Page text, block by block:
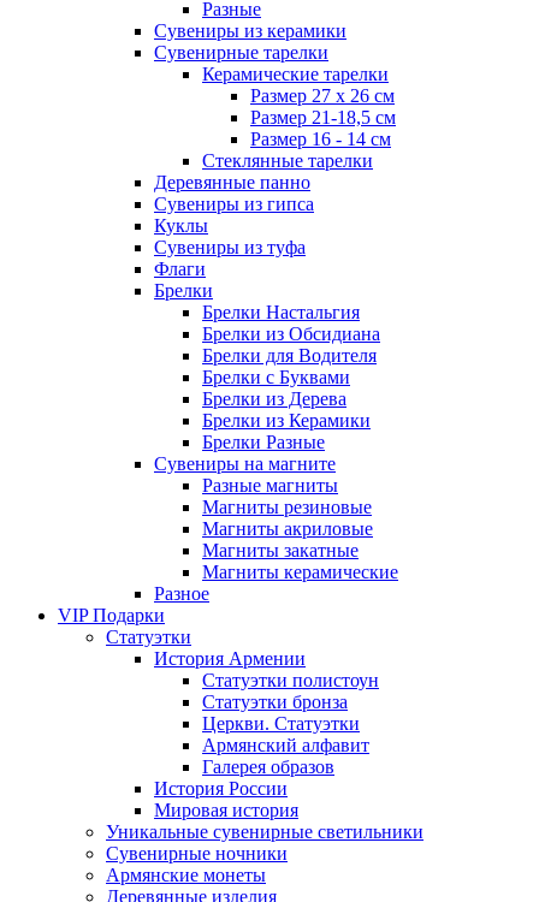
Разные
Сувениры из керамики
Сувенирные тарелки
Керамические тарелки
Размер 27 х 26 см
Размер 21-18,5 см
Размер 16 - 14 см
Стеклянные тарелки
Деревянные панно
Сувениры из гипса
Куклы
Сувениры из туфа
Флаги
Брелки
Брелки Настальгия
Брелки из Обсидиана
Брелки для Водителя
Брелки с Буквами
Брелки из Дерева
Брелки из Керамики
Брелки Разные
Сувениры на магните
Разные магниты
Магниты резиновые
Магниты акриловые
Магниты закатные
Магниты керамические
Разное
VIP Подарки
Статуэтки
История Армении
Статуэтки полистоун
Статуэтки бронза
Церкви. Статуэтки
Армянский алфавит
Галерея образов
История России
Мировая история
Уникальные сувенирные светильники
Сувенирные ночники
Армянские монеты
Деревянные изделия